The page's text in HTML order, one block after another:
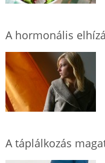
A hormonális
A táplálkozás